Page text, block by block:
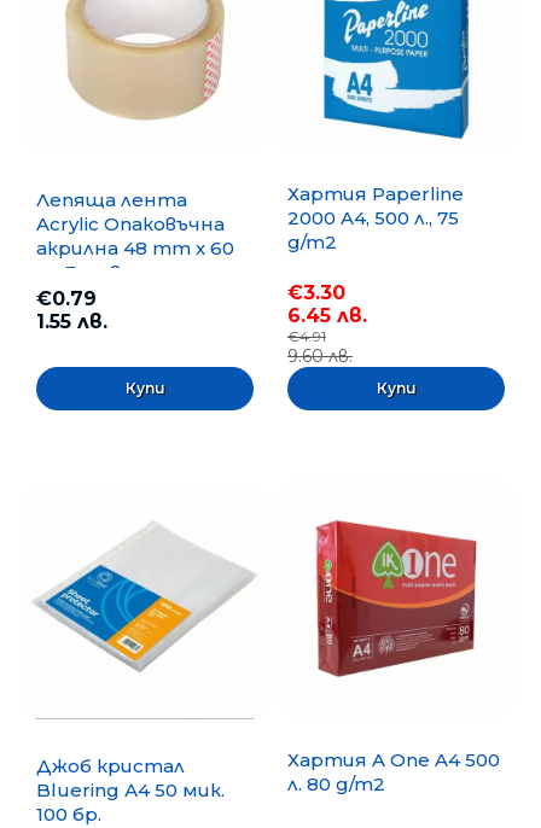
Лепяща лента
Acrylic Опаковъчна
акрилна 48 mm x 60
m, Безцветна
€0.79
1.55 лв.
Хартия Paperline
2000 A4, 500 л., 75
g/m2
€3.30
6.45 лв.
€4.91
9.60 лв.
Джоб кристал
Bluering А4 50 мик.
100 бр.
Хартия A One A4 500
л. 80 g/m2